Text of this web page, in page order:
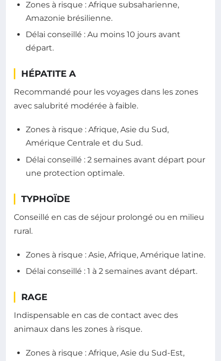
Zones à risque : Afrique subsaharienne,
Amazonie brésilienne.
Délai conseillé : Au moins 10 jours avant
départ.
HÉPATITE A
Recommandé pour les voyages dans les zones
avec salubrité modérée à faible.
Zones à risque : Afrique, Asie du Sud,
Amérique Centrale et du Sud.
Délai conseillé : 2 semaines avant départ pour
une protection optimale.
TYPHOÏDE
Conseillé en cas de séjour prolongé ou en milieu
rural.
Zones à risque : Asie, Afrique, Amérique latine.
Délai conseillé : 1 à 2 semaines avant départ.
RAGE
Indispensable en cas de contact avec des
animaux dans les zones à risque.
Zones à risque : Afrique, Asie du Sud-Est,